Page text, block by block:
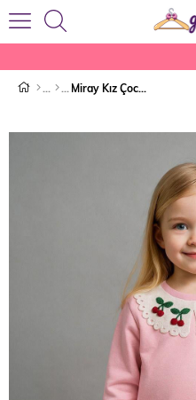
Miray Kız Çocuk Takım Pembe